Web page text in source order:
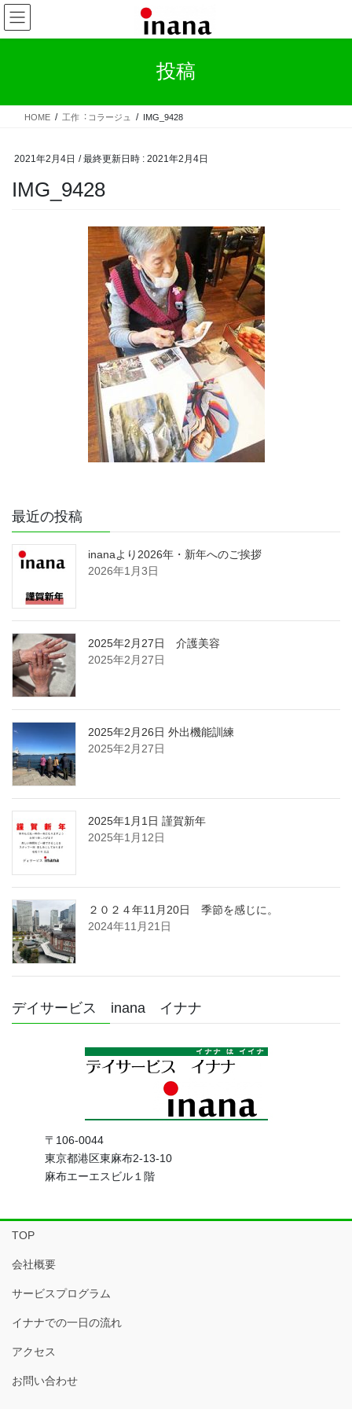
コ
ン
テ
ス
ナ
ビ
ゲ
ン
投稿
HOME ⼯作︓コラージュ IMG_9428
2021年2月4日 / 最終更新日時 : 2021年2月4日
IMG_9428
最近の投稿
inanaより2026年・新年へのご挨拶
2026年1月3日
2025年2月27日 介護美容
2025年2月27日
2025年2月26日 外出機能訓練
2025年2月27日
2025年1月1日 謹賀新年
2025年1月12日
２０２４年11月20日 季節を感じに。
2024年11月21日
デイサービス inana イナナ
〒106-0044
東京都港区東麻布2-13-10
麻布エーエスビル１階
TOP
会社概要
サービスプログラム
イナナでの一日の流れ
アクセス
お問い合わせ